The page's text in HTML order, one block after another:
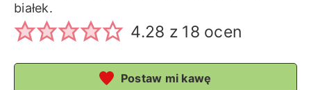
białek.
4.28 z 18 ocen
Postaw mi kawę